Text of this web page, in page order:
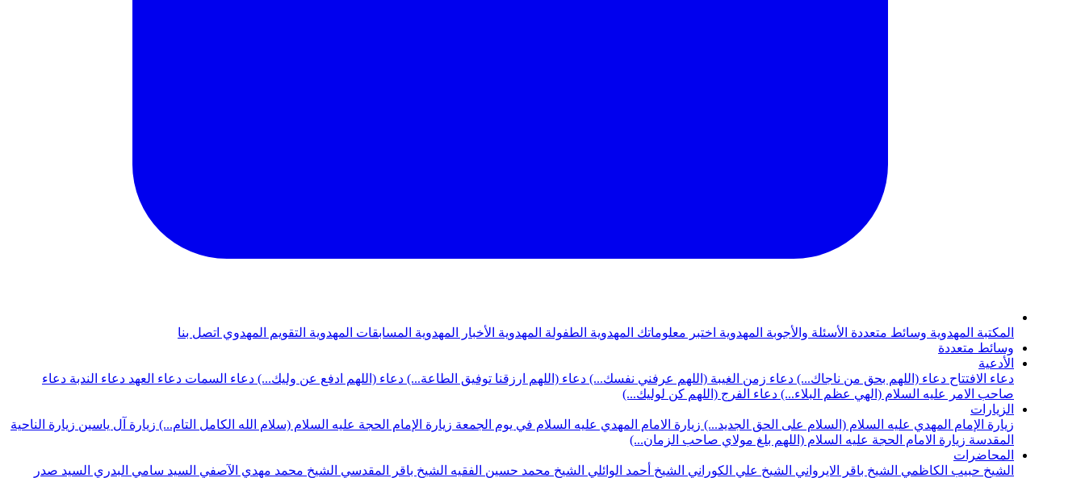
المكتبة المهدوية وسائط متعددة الأسئلة والأجوبة المهدوية اختبر معلوماتك المهدوية الطفولة المهدوية الأخبار المهدوية المسابقات المهدوية التقويم المهدوي اتصل بنا
وسائط متعددة
الأدعية
دعاء الافتتاح دعاء (اللهم بحق من ناجاك...) دعاء زمن الغيبة (اللهم عرفني نفسك...) دعاء (اللهم ارزقنا توفيق الطاعة...) دعاء (اللهم ادفع عن وليك...) دعاء السمات دعاء العهد دعاء الندبة دعاء
صاحب الامر عليه السلام (الهي عظم البلاء...) دعاء الفرج (اللهم كن لوليك...)
الزيارات
زيارة الإمام المهدي عليه السلام (السلام على الحق الجديد...) زيارة الامام المهدي عليه السلام في يوم الجمعة زيارة الإمام الحجة عليه السلام (سلام الله الكامل التام...) زيارة آل ياسين زيارة الناحية
المقدسة زيارة الامام الحجة عليه السلام (اللهم بلغ مولاي صاحب الزمان...)
المحاضرات
الشيخ حبيب الكاظمي الشيخ باقر الايرواني الشيخ علي الكوراني الشيخ أحمد الوائلي الشيخ محمد حسين الفقيه الشيخ باقر المقدسي الشيخ محمد مهدي الآصفي السيد سامي البدري السيد صدر